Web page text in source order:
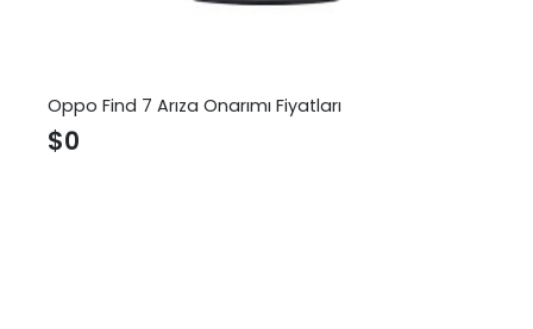
Oppo Find 7 Arıza Onarımı Fiyatları
$0